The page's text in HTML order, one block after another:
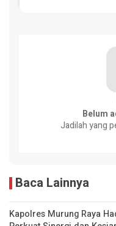
Belum
Jadilah yang
Baca Lainnya
Kapolres Murung Raya